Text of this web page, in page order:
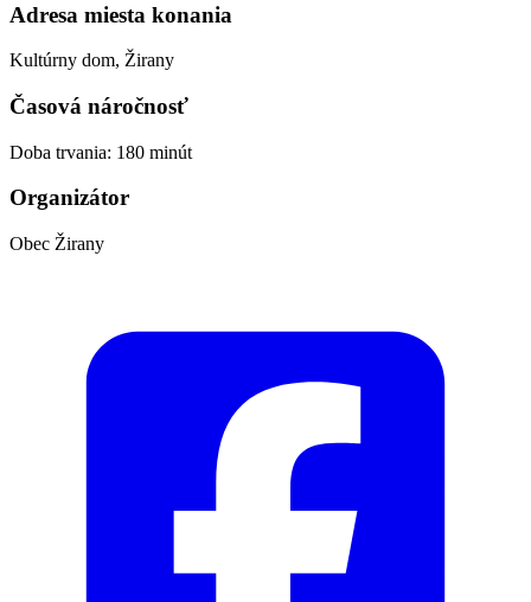
Adresa miesta konania
Kultúrny dom, Žirany
Časová náročnosť
Doba trvania: 180 minút
Organizátor
Obec Žirany